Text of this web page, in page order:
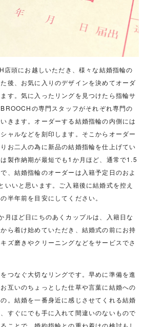
店頭にお越しいただき、様々な結婚指輪の
後、お気に入りのデザインを決めてオーダ
す。気に入ったリングを見つけたら指輪サ
の専門スタッフがそれぞれ専門の
きます。オーダーする結婚指輪の内側には
ャルなどを刻印します。そこからオーダー
お二人の為に新品の結婚指輪を仕上げてい
製作納期が最短でも1か月ほど、通常で1.5
、結婚指輪のオーダーは入籍予定日のおよ
いいと思います。ご入籍後に結婚式を控え
半年前を目安にしてください。
月ほど日にちのあくカップルは、入籍日な
ら着け始めていただき、結婚式の前にお持
ズ磨きやクリーニングなどをサービスでさ
つなぐ大切なリングです。早めに準備を進
互いのちょっとした仕草や言葉に結婚への
。結婚を一番身近に感じさせてくれる結婚
すぐにでも手に入れて間違いのないもので
ことで、婚約指輪との重ね着けの検討もし